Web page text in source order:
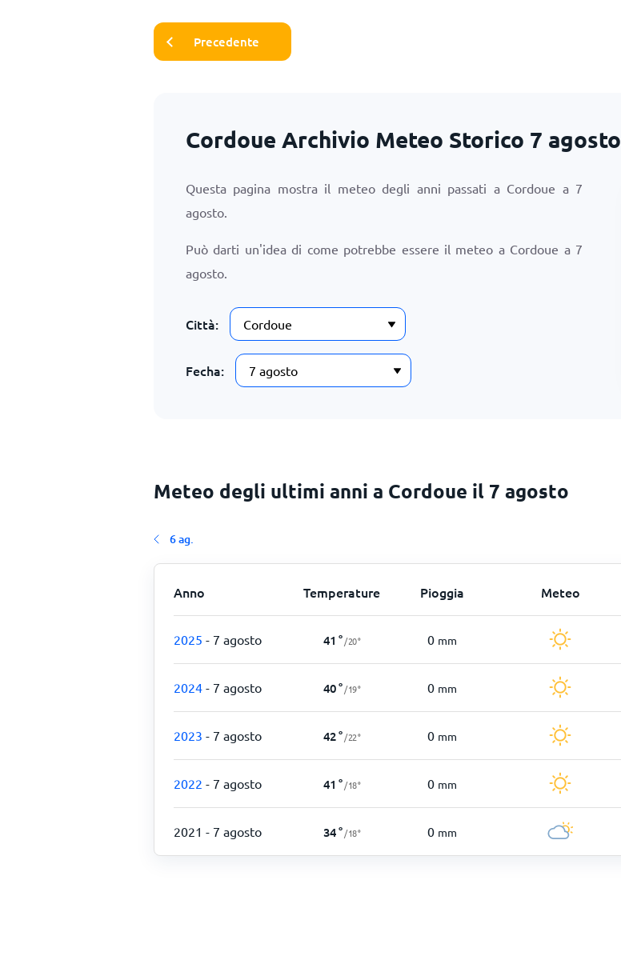
Precedente
Cordoue Archivio Meteo Storico 7 agosto
Questa pagina mostra il meteo degli anni passati a Cordoue a 7
agosto.
Può darti un'idea di come potrebbe essere il meteo a Cordoue a 7
agosto.
Città:
Fecha:
Meteo degli ultimi anni a Cordoue il 7 agosto
6 ag.
Anno Temperature Pioggia Meteo
2025 - 7 agosto 41 ° /20° 0 mm
2024 - 7 agosto 40° /19° 0 mm
2023 - 7 agosto 42° /22° 0 mm
2022 - 7 agosto 41 ° /18° 0 mm
2021 - 7 agosto 34° /18° 0 mm